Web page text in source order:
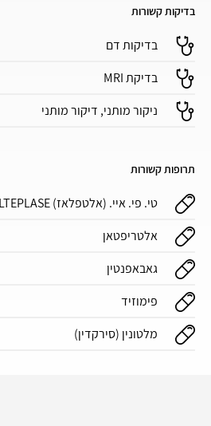
בדיקות קשורות
בדיקות דם
בדיקת MRI
ניקור מותני, דיקור מותני
תרופות קשורות
טי. פי. איי. (אלטפלאז) ALTEPLASE
אלטריפטאן
גאבאפנטין
פימוזיד
מלטונין (סירקדין)